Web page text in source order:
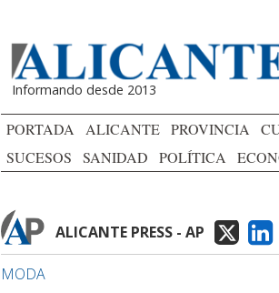
Informando desde 2013
PORTADA ALICANTE PROVINCIA
SUCESOS
SANIDAD POLÍTICA
ALICANTE PRESS - AP
MODA